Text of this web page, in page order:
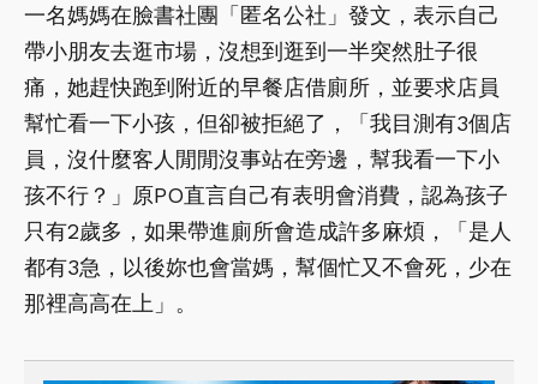
一名媽媽在臉書社團「匿名公社」發文，表示自己
帶小朋友去逛市場，沒想到逛到一半突然肚子很
痛，她趕快跑到附近的早餐店借廁所，並要求店員
幫忙看一下小孩，但卻被拒絕了，「我目測有3個店
員，沒什麼客人閒閒沒事站在旁邊，幫我看一下小
孩不行？」原PO直言自己有表明會消費，認為孩子
只有2歲多，如果帶進廁所會造成許多麻煩，「是人
都有3急，以後妳也會當媽，幫個忙又不會死，少在
那裡高高在上」。